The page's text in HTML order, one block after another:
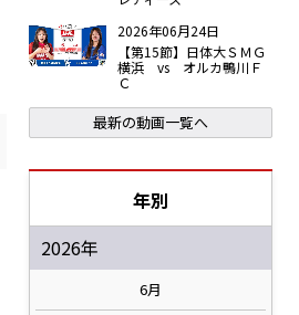
2026年06月24日
【第15節】日体大ＳＭＧ
横浜 vs オルカ鴨川Ｆ
Ｃ
最新の動画一覧へ
年別
2026年
6月